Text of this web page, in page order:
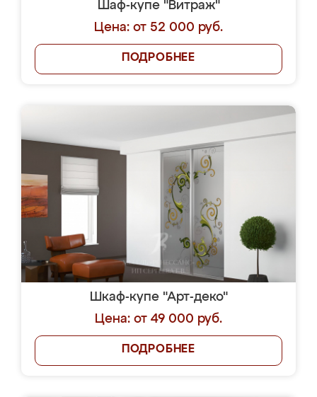
Шаф-купе "Витраж"
Цена: от 52 000 руб.
ПОДРОБНЕЕ
Шкаф-купе "Арт-деко"
Цена: от 49 000 руб.
ПОДРОБНЕЕ